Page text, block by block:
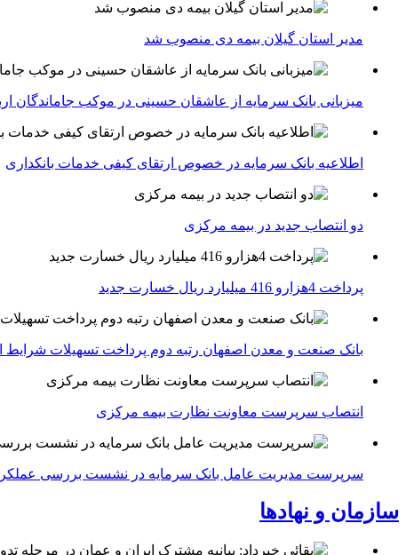
مدیر استان گیلان بیمه دی منصوب شد
میزبانی بانک سرمایه از عاشقان حسینی در موکب جاماندگان
اطلاعیه بانک سرمایه در خصوص ارتقای کیفی خدمات بانکداری
دو انتصاب جدید در بیمه مركزی
پرداخت 4هزارو 416 میلیارد ریال خسارت جدید
بانک صنعت و معدن اصفهان رتبه دوم پرداخت تسهیلات
انتصاب سرپرست معاونت نظارت بیمه مرکزی
سرپرست مدیریت عامل بانک سرمایه در نشست بررسی عملکرد
سازمان و نهادها